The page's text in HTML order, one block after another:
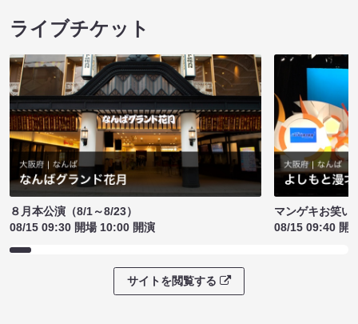
ライブチケット
８月本公演（8/1～8/23）
08/15 09:30 開場 10:00 開演
マンゲキお笑い
08/15 09:40 開
サイトを閲覧する